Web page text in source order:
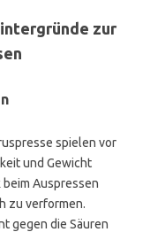
zur
spielen vor
und Gewicht
beim Auspressen
zu verformen.
gegen die Säuren